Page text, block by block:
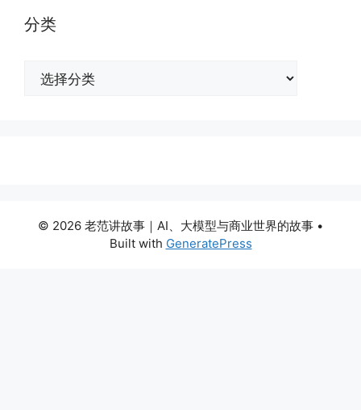
分类
© 2026 老范讲故事｜AI、大模型与商业世界的故事 •
Built with GeneratePress